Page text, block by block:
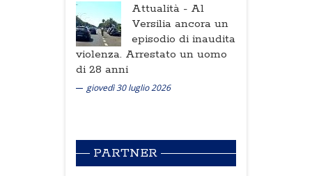
Attualità - Al
Versilia ancora un
episodio di inaudita
violenza. Arrestato un uomo
di 28 anni
giovedì 30 luglio 2026
PARTNER